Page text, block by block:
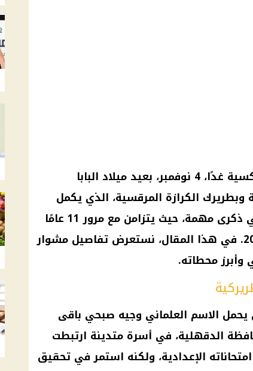
تحتفل الكنيسة القبطية الأرثوذكسية غدًا، 4 نوفمبر، بعيد ميلاد البابا
وبطريرك الكرازة المرقسية، الذي يكمل
عامه الـ72. يأتي هذا الاحتفال في ذكرى مهمة، حيث يتزامن مع مرور 11 عامًا
على اختياره بطريركًا في عام 2012. في هذا المقال، نستعرض تفاصيل مشوار
وأبرز محطاته.
يحمل الاسم العلماني وجيه صبحي باقى
في 4 نوفمبر 1952، بمحافظة الدقهلية، في أسرة متدينة ارتبطت
الإعدادية، ولكنه استمر في تحقيق